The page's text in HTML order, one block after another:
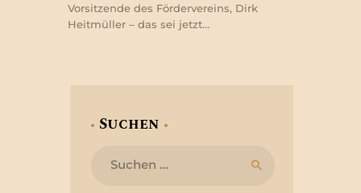
Vorsitzende des Fördervereins, Dirk
Heitmüller – das sei jetzt…
Suchen
nach: